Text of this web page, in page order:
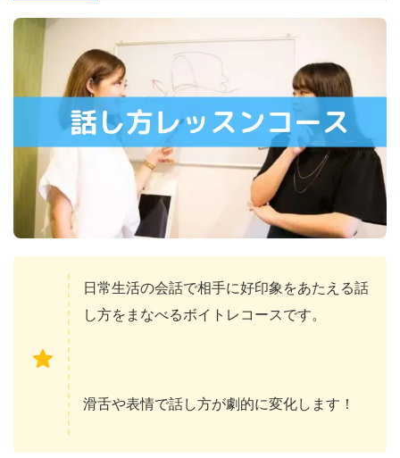
日常生活の会話で相手に好印象をあたえる話
し方をまなべるボイトレコースです。
滑舌や表情で話し方が劇的に変化します！